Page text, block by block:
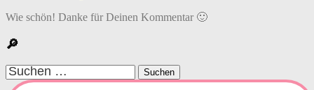
Wie schön! Danke für Deinen Kommentar 🙂
🔎
Suchen
nach: